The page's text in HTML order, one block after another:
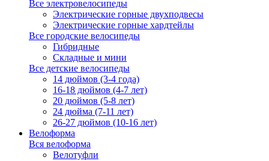
Все электровелосипеды
Электрические горные двухподвесы
Электрические горные хардтейлы
Все городские велосипеды
Гибридные
Складные и мини
Все детские велосипеды
14 дюймов (3-4 года)
16-18 дюймов (4-7 лет)
20 дюймов (5-8 лет)
24 дюйма (7-11 лет)
26-27 дюймов (10-16 лет)
Велоформа
Вся велоформа
Велотуфли